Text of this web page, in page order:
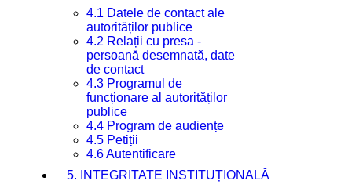
4.1 Datele de contact ale
autorităților publice
4.2 Relații cu presa -
persoană desemnată, date
de contact
4.3 Programul de
funcționare al autorităților
publice
4.4 Program de audiențe
4.5 Petiții
4.6 Autentificare
5. INTEGRITATE INSTITUȚIONALĂ